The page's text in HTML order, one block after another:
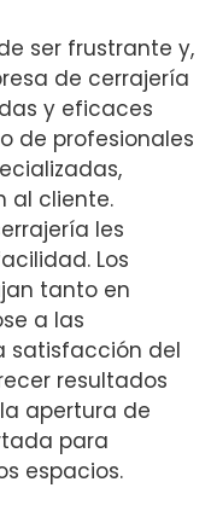
ser frustrante y,
de cerrajería
y eficaces
de profesionales
al cliente.
les
Los
tanto en
a las
satisfacción del
resultados
apertura de
para
espacios.